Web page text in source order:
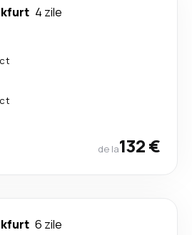
4 zile
de la132 €
6 zile